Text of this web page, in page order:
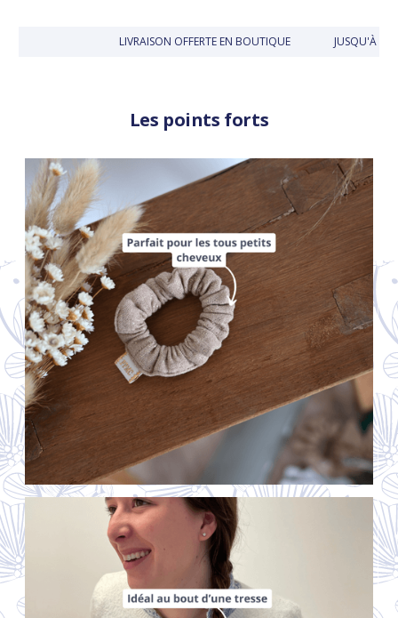
LIVRAISON OFFERTE EN BOUTIQUE JUSQU'À 30
Les points forts